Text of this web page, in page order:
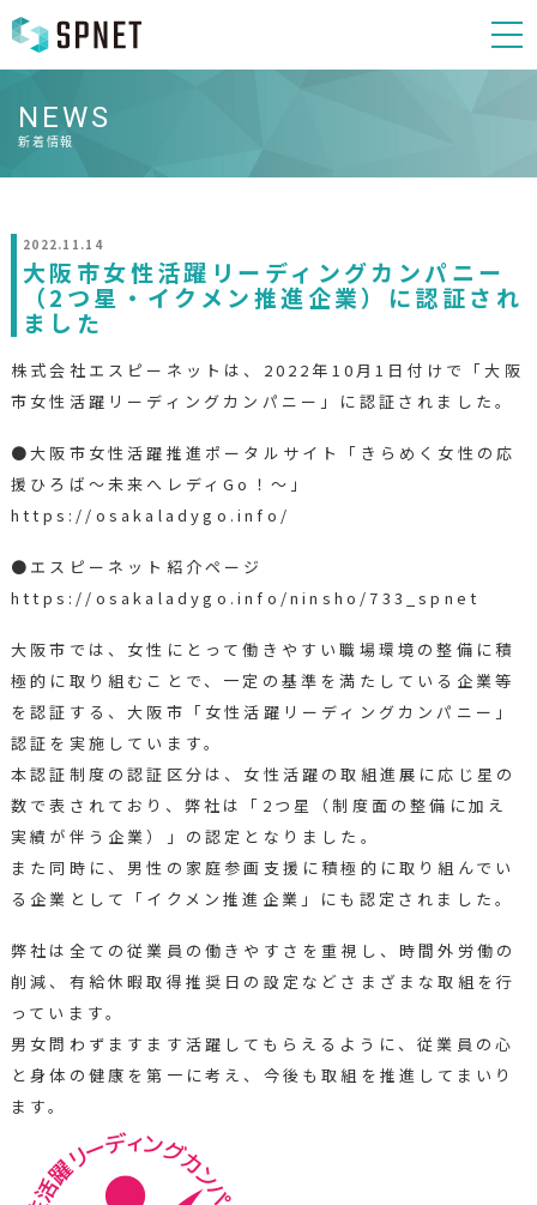
NEWS
新着情報
2022.11.14
大阪市女性活躍リーディングカンパニー
（2つ星・イクメン推進企業）に認証され
ました
株式会社エスピーネットは、2022年10月1日付けで「大阪
市女性活躍リーディングカンパニー」に認証されました。
●大阪市女性活躍推進ポータルサイト「きらめく女性の応
援ひろば～未来へレディGo！～」
https://osakaladygo.info/
●エスピーネット紹介ページ
https://osakaladygo.info/ninsho/733_spnet
大阪市では、女性にとって働きやすい職場環境の整備に積
極的に取り組むことで、一定の基準を満たしている企業等
を認証する、大阪市「女性活躍リーディングカンパニー」
認証を実施しています。
本認証制度の認証区分は、女性活躍の取組進展に応じ星の
数で表されており、弊社は「2つ星（制度面の整備に加え
実績が伴う企業）」の認定となりました。
また同時に、男性の家庭参画支援に積極的に取り組んでい
る企業として「イクメン推進企業」にも認定されました。
弊社は全ての従業員の働きやすさを重視し、時間外労働の
削減、有給休暇取得推奨日の設定などさまざまな取組を行
っています。
男女問わずますます活躍してもらえるように、従業員の心
と身体の健康を第一に考え、今後も取組を推進してまいり
ます。